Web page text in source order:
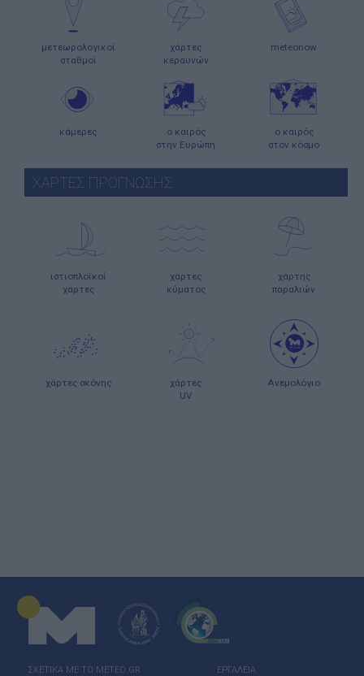
μετεωρολογικοί
σταθμοί
χάρτες
κεραυνών
meteonow
κάμερες
ο καιρός
στην Ευρώπη
ο καιρός
στον κόσμο
ΧΑΡΤΕΣ ΠΡΟΓΝΩΣΗΣ
ιστιοπλοϊκοί
χάρτες
χάρτες
κύματος
χάρτης
παραλιών
χάρτες σκόνης
χάρτες
UV
Ανεμολόγιο
ΣΧΕΤΙΚΑ ΜΕ ΤΟ ΜΕΤΕΟ.GR ΕΡΓΑΛΕΙΑ